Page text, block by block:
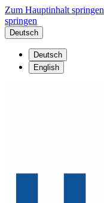
Zum Hauptinhalt springen
springen
Deutsch
Deutsch
English